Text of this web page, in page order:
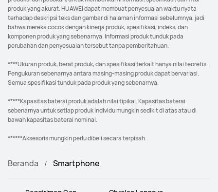
produk yang akurat, HUAWEI dapat membuat penyesuaian waktu nyata
terhadap deskripsi teks dan gambar di halaman informasi sebelumnya, jadi
bahwa mereka cocok dengan kinerja produk, spesifikasi, indeks, dan
komponen produk yang sebenarnya. Informasi produk tunduk pada
perubahan dan penyesuaian tersebut tanpa pemberitahuan.
****Ukuran produk, berat produk, dan spesifikasi terkait hanya nilai teoretis.
Pengukuran sebenarnya antara masing-masing produk dapat bervariasi.
Semua spesifikasi tunduk pada produk yang sebenarnya.
*****Kapasitas baterai produk adalah nilai tipikal. Kapasitas baterai
sebenarnya untuk setiap produk individu mungkin sedikit di atas atau di
bawah kapasitas baterai nominal.
******Aksesoris mungkin perlu dibeli secara terpisah.
Beranda Smartphone